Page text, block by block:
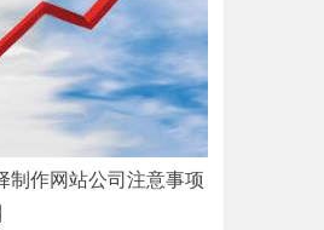
制作网站公司注意事项